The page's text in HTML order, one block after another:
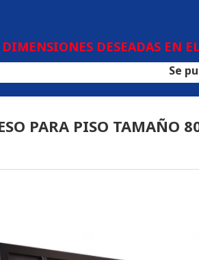
DESEADAS EN
Se puede
PARA PISO TAMAÑO